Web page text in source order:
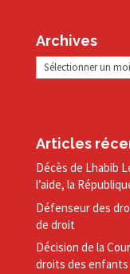
Archives
Archives
Articles
Décès de Lhabib
l’aide, la
Défenseur des
de droit
Décision de la
droits des enfants